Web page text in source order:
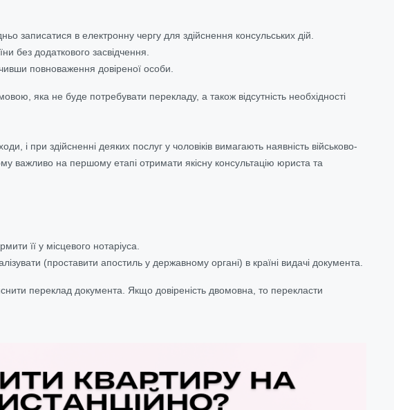
записатися в електронну чергу для здійснення консульських дій.
без додаткового засвідчення.
повноваження довіреної особи.
яка не буде потребувати перекладу, а також відсутність необхідності
і при здійсненні деяких послуг у чоловіків вимагають наявність військово-
важливо на першому етапі отримати якісну консультацію юриста та
її у місцевого нотаріуса.
(проставити апостиль у державному органі) в країні видачі документа.
переклад документа. Якщо довіреність двомовна, то перекласти